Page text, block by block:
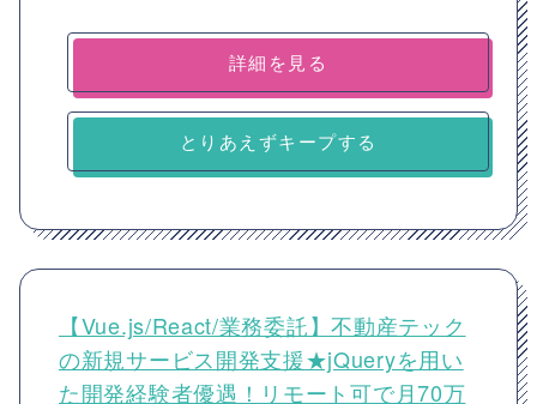
詳細を見る
とりあえずキープする
【Vue.js/React/業務委託】不動産テック
の新規サービス開発支援★jQueryを用い
た開発経験者優遇！リモート可で月70万